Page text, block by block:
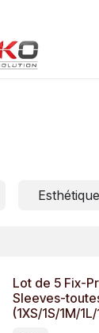
Esthétique
Lot de 5 Fix-
Sleeves-
(1XS/1S/1M/1L/